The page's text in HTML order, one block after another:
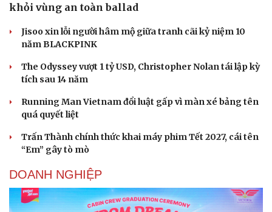
khỏi vùng an toàn ballad
Jisoo xin lỗi người hâm mộ giữa tranh cãi kỷ niệm 10
năm BLACKPINK
The Odyssey vượt 1 tỷ USD, Christopher Nolan tái lập kỳ
tích sau 14 năm
Running Man Vietnam đổi luật gấp vì màn xé bảng tên
quá quyết liệt
Trấn Thành chính thức khai máy phim Tết 2027, cái tên
“Em” gây tò mò
DOANH NGHIỆP